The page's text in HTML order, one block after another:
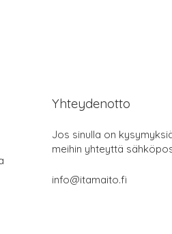
Yhteydenotto
Jos sinulla on
meihin yhteyttä
info@itamaito.fi